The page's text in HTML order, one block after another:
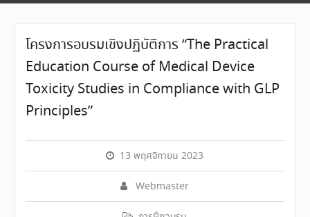
โครงการอบรมเชิงปฏิบัติการ “The Practical
Education Course of Medical Device
Toxicity Studies in Compliance with GLP
Principles”
13 พฤศจิกายน 2023
Webmaster